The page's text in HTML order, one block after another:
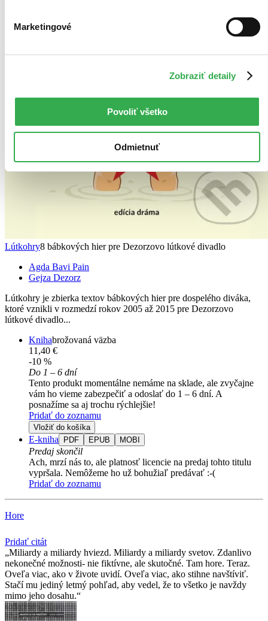
Marketingové
Zobraziť detaily
Povoliť všetko
Odmietnuť
Lútkohry8 bábkových hier pre Dezorzovo lútkové divadlo
Agda Bavi Pain
Gejza Dezorz
Lútkohry je zbierka textov bábkových hier pre dospelého diváka,
ktoré vznikli v rozmedzí rokov 2005 až 2015 pre Dezorzovo
lútkové divadlo...
Knihabrožovaná väzba
11,40 €
-10 %
Do 1 – 6 dní
Tento produkt momentálne nemáme na sklade, ale zvyčajne
vám ho vieme zabezpečiť a odoslať do 1 – 6 dní. A
posnažíme sa aj trochu rýchlejšie!
Pridať do zoznamu
Vložiť do košíka
E-kniha PDF EPUB MOBI
Predaj skončil
Ach, mrzí nás to, ale platnosť licencie na predaj tohto titulu
vypršala. Nemôžeme ho už bohužiaľ predávať :-(
Pridať do zoznamu
Hore
Pridať citát
Miliardy a miliardy hviezd. Miliardy a miliardy svetov. Zdanlivo
nekonečné možnosti- nie fiktívne, ale skutočné. Tam hore. Teraz.
Oveľa viac, ako v živote uvidí. Oveľa viac, ako stihne navštíviť.
Stačí mu jediný letmý pohľad, aby vedel, že to všetko je navždy
mimo jeho dosahu.